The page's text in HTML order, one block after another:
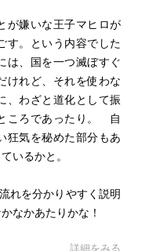
が嫌いな王子マヒロが
す。という内容でした
、国を一つ滅ぼすぐ
けれど、それを使わな
、わざと道化として振
ころであったり。 自
狂気を秘めた部分もあ
いるかと。
れを分かりやすく説明
なかあたりかな！
詳細をみる